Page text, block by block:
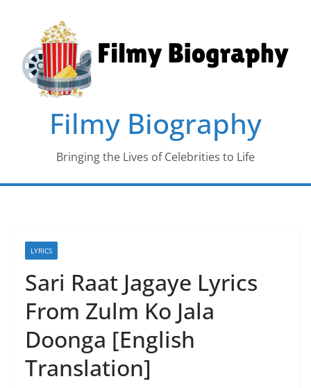
content
Filmy Biography
Bringing the Lives of Celebrities to Life
LYRICS
Sari Raat Jagaye Lyrics
From Zulm Ko Jala
Doonga [English
Translation]